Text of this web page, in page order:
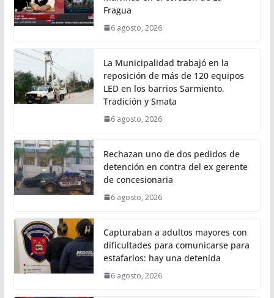
Fragua
6 agosto, 2026
La Municipalidad trabajó en la
reposición de más de 120 equipos
LED en los barrios Sarmiento,
Tradición y Smata
6 agosto, 2026
Rechazan uno de dos pedidos de
detención en contra del ex gerente
de concesionaria
6 agosto, 2026
Capturaban a adultos mayores con
dificultades para comunicarse para
estafarlos: hay una detenida
6 agosto, 2026